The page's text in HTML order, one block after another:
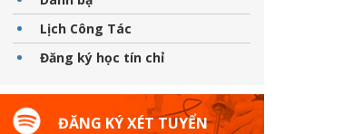
Lịch Công Tác
Đăng ký học tín chỉ
ĐĂNG KÝ XÉT TUYỂN